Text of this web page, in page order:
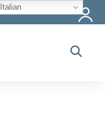
Italian